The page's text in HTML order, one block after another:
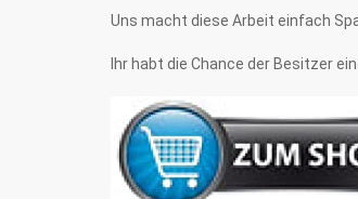
Uns macht diese Arbeit einfach
Ihr habt die Chance der Besitzer